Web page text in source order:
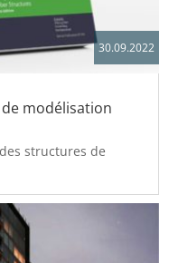
30.09.2022
modélisation
structures de